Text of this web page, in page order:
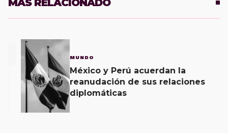
MÁS RELACIONADO
MUNDO
México y Perú acuerdan la
reanudación de sus relaciones
diplomáticas